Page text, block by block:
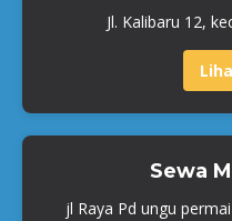
Jl. Kalibaru 12,
Sewa
jl Raya Pd ungu